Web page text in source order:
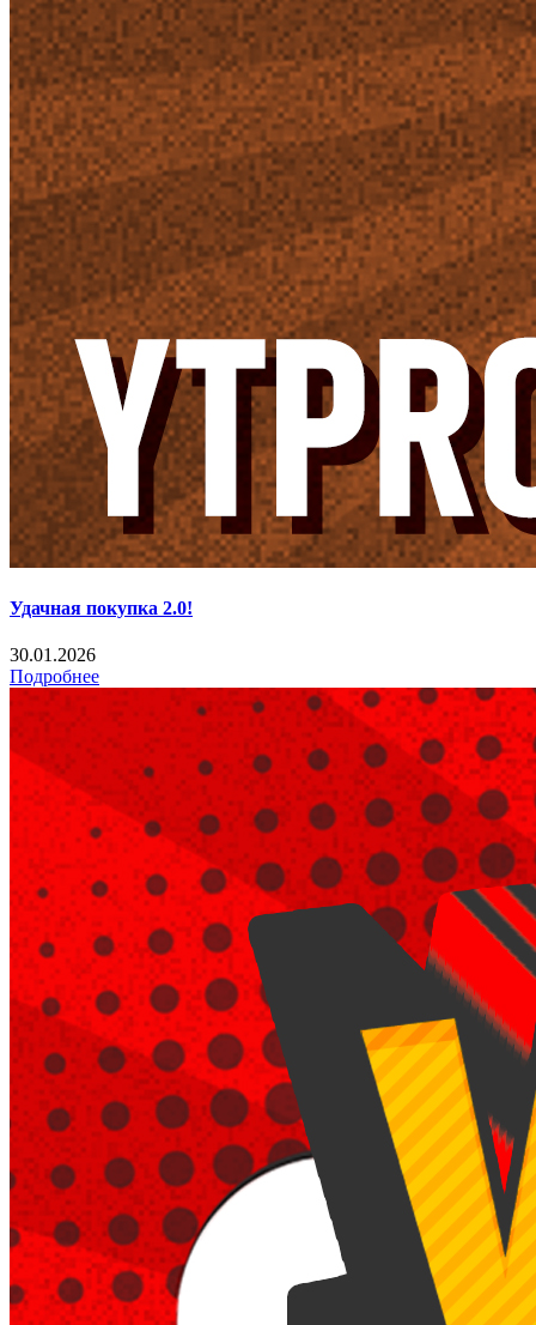
Удачная покупка 2.0!
30.01.2026
Подробнее